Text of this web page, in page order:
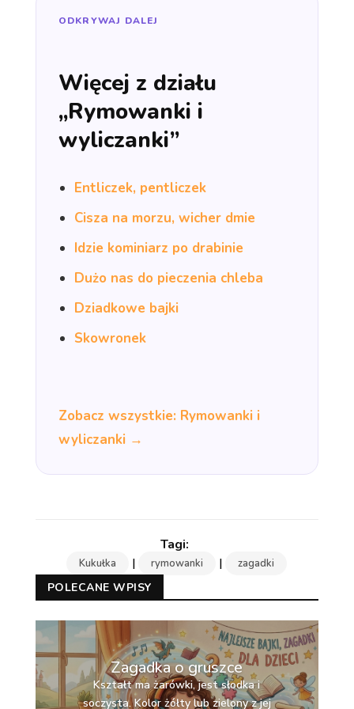
ODKRYWAJ DALEJ
Więcej z działu
„Rymowanki i
wyliczanki”
Entliczek, pentliczek
Cisza na morzu, wicher dmie
Idzie kominiarz po drabinie
Dużo nas do pieczenia chleba
Dziadkowe bajki
Skowronek
Zobacz wszystkie: Rymowanki i
wyliczanki →
Kukułka | rymowanki | zagadki
POLECANE WPISY
Zagadka o gruszce
Kształt ma żarówki, jest słodka i
soczysta. Kolor żółty lub zielony z jej